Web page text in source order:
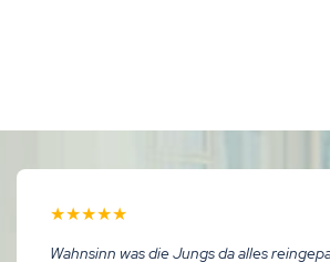
★★★★★
Wahnsinn was die Jungs da alles